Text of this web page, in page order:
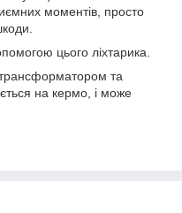
моментів, просто
цього ліхтарика.
та
на кермо, і може